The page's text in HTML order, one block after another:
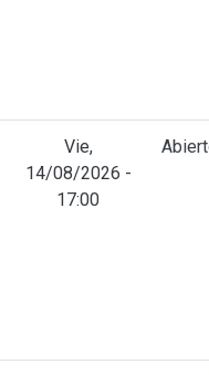
Vie,
14/08/2026 -
17:00